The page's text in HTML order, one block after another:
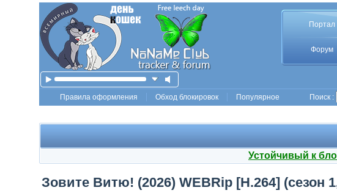
Портал
Форум
Правила оформления Обход блокировок Популярное Поиск :
Устойчивый к
Зовите Витю! (2026) WEBRip [H.264] (сезон